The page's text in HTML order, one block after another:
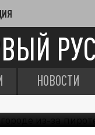
НОВОСТИ